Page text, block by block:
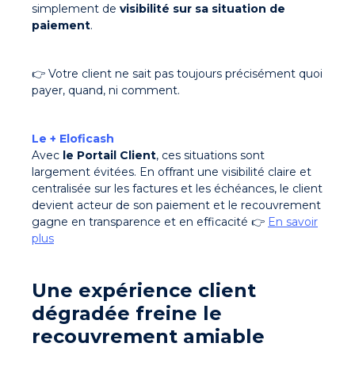
simplement de visibilité sur sa situation de
paiement.
👉 Votre client ne sait pas toujours précisément quoi
payer, quand, ni comment.
Le + Eloficash
Avec le Portail Client, ces situations sont
largement évitées. En offrant une visibilité claire et
centralisée sur les factures et les échéances, le client
devient acteur de son paiement et le recouvrement
gagne en transparence et en efficacité 👉 En savoir
plus
Une expérience client
dégradée freine le
recouvrement amiable